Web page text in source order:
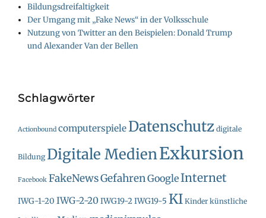
Bildungsdreifaltigkeit
Der Umgang mit „Fake News“ in der Volksschule
Nutzung von Twitter an den Beispielen: Donald Trump
und Alexander Van der Bellen
Schlagwörter
Actionbound computerspiele Datenschutz digitale
Bildung Digitale MedienExkursion
Facebook FakeNewsGefahrenGoogleInternet
IWG-1-20 IWG-2-20 IWG19-2IWG19-5 KI Kinder künstliche